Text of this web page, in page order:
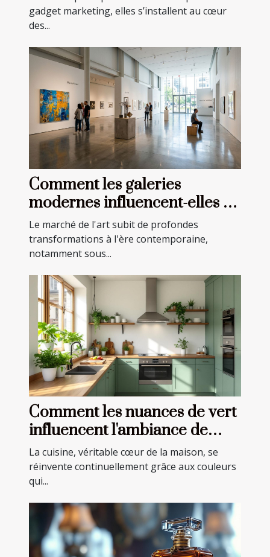
gadget marketing, elles s’installent au cœur
des...
Comment les galeries
modernes influencent-elles le
marché de l'art ?
Le marché de l'art subit de profondes
transformations à l'ère contemporaine,
notamment sous...
Comment les nuances de vert
influencent l'ambiance de
votre cuisine ?
La cuisine, véritable cœur de la maison, se
réinvente continuellement grâce aux couleurs
qui...